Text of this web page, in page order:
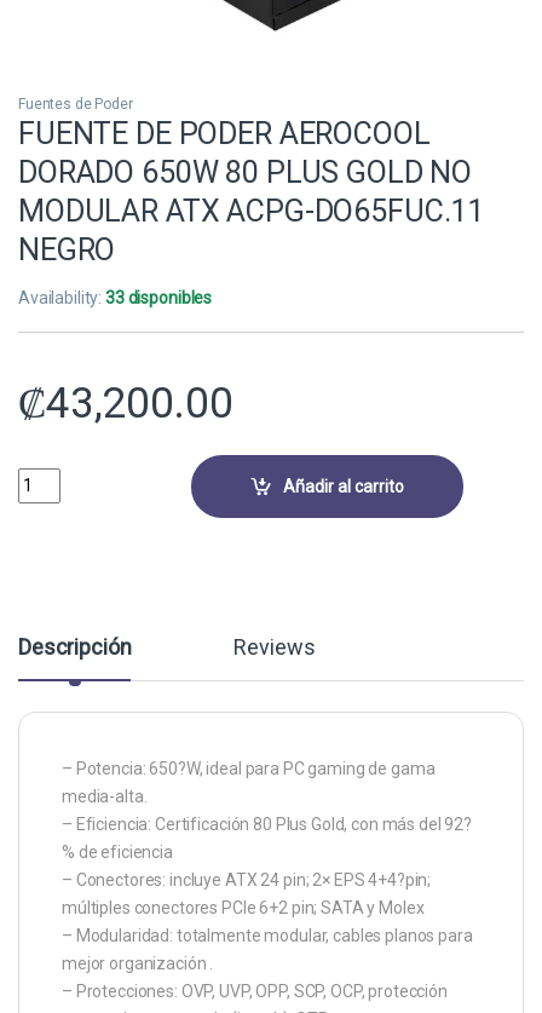
Fuentes de Poder
FUENTE DE PODER AEROCOOL
DORADO 650W 80 PLUS GOLD NO
MODULAR ATX ACPG-DO65FUC.11
NEGRO
Availability:33 disponibles
₡43,200.00
FUENTE DE PODER AEROCOOL DORADO 650W 80 PLUS GOLD NO
Añadir al carrito
Descripción Reviews
– Potencia: 650?W, ideal para PC gaming de gama
media-alta.
– Eficiencia: Certificación 80 Plus Gold, con más del 92?
% de eficiencia
– Conectores: incluye ATX 24 pin; 2× EPS 4+4?pin;
múltiples conectores PCIe 6+2 pin; SATA y Molex
– Modularidad: totalmente modular, cables planos para
mejor organización .
– Protecciones: OVP, UVP, OPP, SCP, OCP, protección